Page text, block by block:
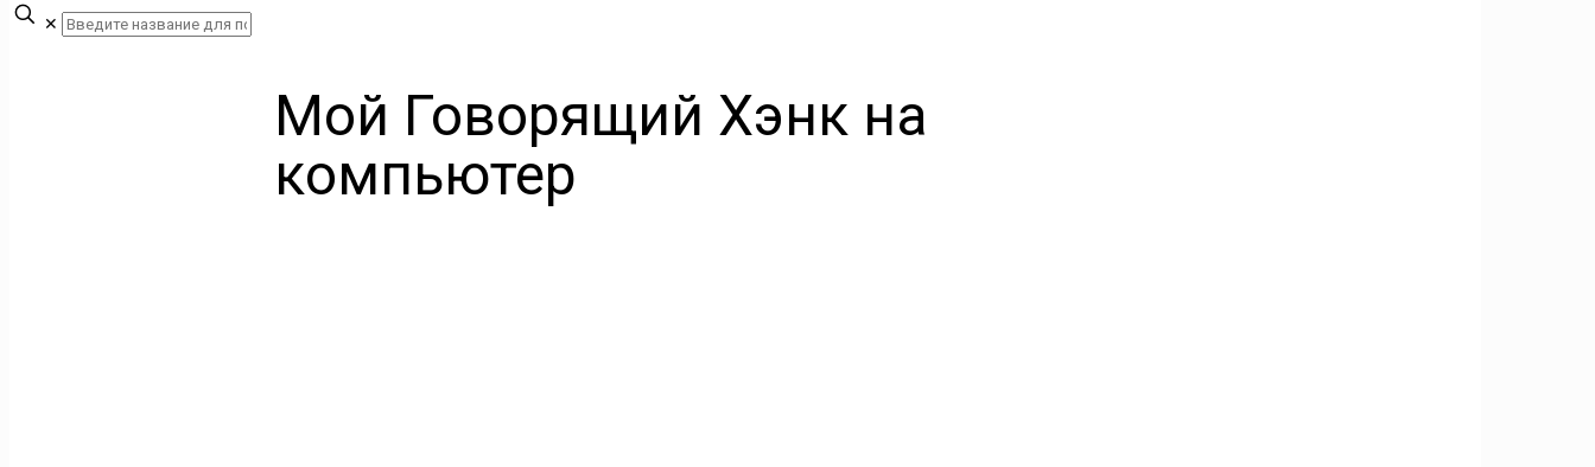
✕
Мой Говорящий Хэнк на
компьютер